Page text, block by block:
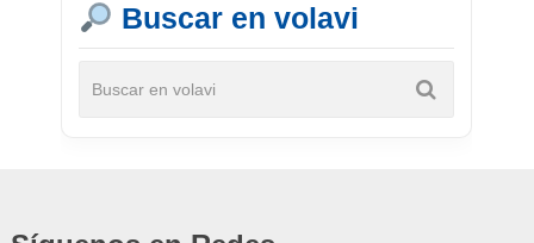
Buscar en volavi